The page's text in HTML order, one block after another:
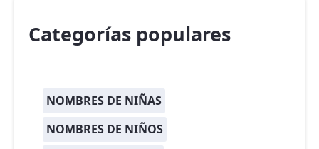
Categorías populares
NOMBRES DE NIÑAS
NOMBRES DE NIÑOS